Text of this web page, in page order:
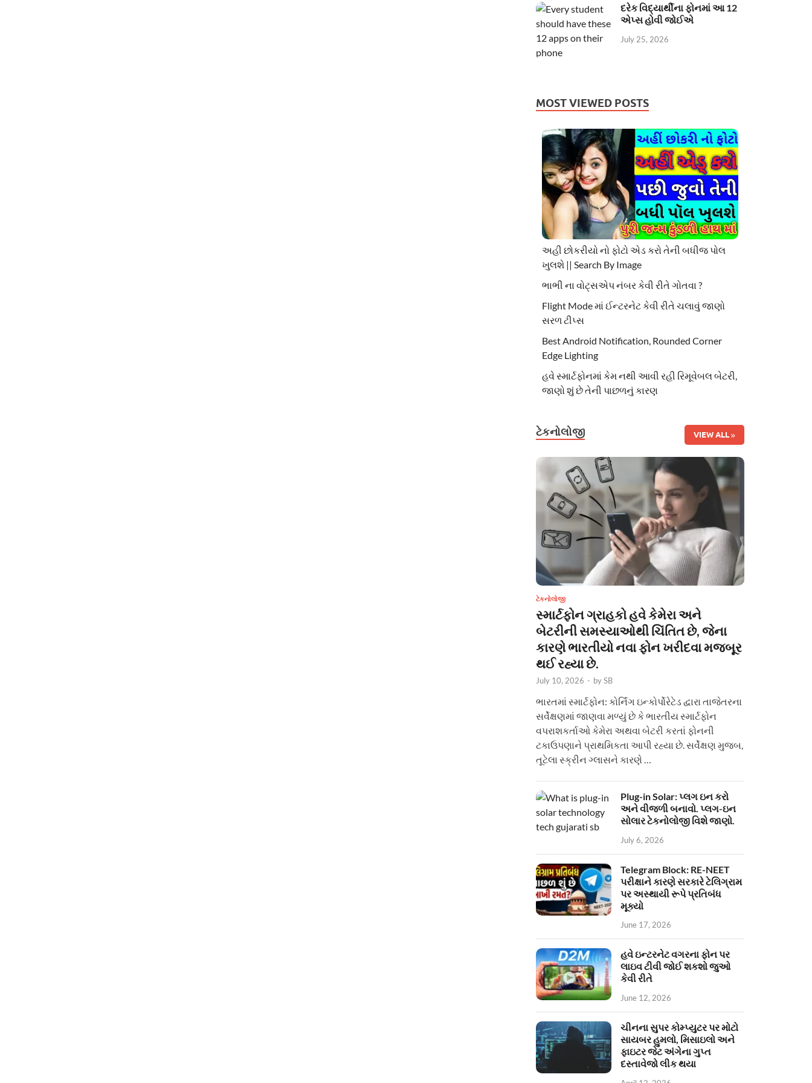
દરેક વિદ્યાર્થીના ફોનમાં આ 12
એપ્સ હોવી જોઈએ
July 25, 2026
MOST VIEWED POSTS
અહી છોકરીયો નો ફોટો એડ કરો તેની બધીજ પોલ
ખુલશે || Search By Image
ભાભી ના વોટ્સએપ નંબર કેવી રીતે ગોતવા ?
Flight Mode માં ઈન્ટરનેટ કેવી રીતે ચલાવું જાણો
સરળ ટીપ્સ
Best Android Notification, Rounded Corner
Edge Lighting
હવે સ્માર્ટફોનમાં કેમ નથી આવી રહી રિમૂવેબલ બેટરી,
જાણો શું છે તેની પાછળનું કારણ
ટેકનોલોજી VIEW ALL
ટેકનોલોજી
સ્માર્ટફોન ગ્રાહકો હવે કેમેરા અને
બેટરીની સમસ્યાઓથી ચિંતિત છે, જેના
કારણે ભારતીયો નવા ફોન ખરીદવા મજબૂર
થઈ રહ્યા છે.
July 10, 2026 - bySB
ભારતમાં સ્માર્ટફોન: કોર્નિંગ ઇન્કોર્પોરેટેડ દ્વારા તાજેતરના
સર્વેક્ષણમાં જાણવા મળ્યું છે કે ભારતીય સ્માર્ટફોન
વપરાશકર્તાઓ કેમેરા અથવા બેટરી કરતાં ફોનની
ટકાઉપણાને પ્રાથમિકતા આપી રહ્યા છે. સર્વેક્ષણ મુજબ,
તૂટેલા સ્ક્રીન ગ્લાસને કારણે …
Plug-in Solar: પ્લગ ઇન કરો
અને વીજળી બનાવો. પ્લગ-ઇન
સોલાર ટેકનોલોજી વિશે જાણો.
July 6, 2026
Telegram Block: RE-NEET
પરીક્ષાને કારણે સરકારે ટેલિગ્રામ
પર અસ્થાયી રૂપે પ્રતિબંધ
મૂક્યો
June 17, 2026
હવે ઇન્ટરનેટ વગરના ફોન પર
લાઇવ ટીવી જોઈ શકશો જુઓ
કેવી રીતે
June 12, 2026
ચીનના સુપર કોમ્પ્યુટર પર મોટો
સાયબર હુમલો, મિસાઇલો અને
ફાઇટર જેટ અંગેના ગુપ્ત
દસ્તાવેજો લીક થયા